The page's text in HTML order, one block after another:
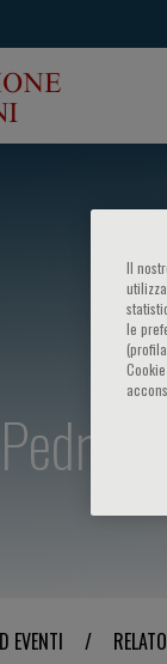
Pedro
EVENTI /
Il
le